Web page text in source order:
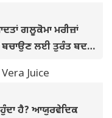
ਗਲੂਕੋਮਾ ਮਰੀਜ਼ਾਂ
ਲਈ ਤੁਰੰਤ ਬਦਲੋ
ਹੈ? ਆਯੁਰਵੇਦਿਕ